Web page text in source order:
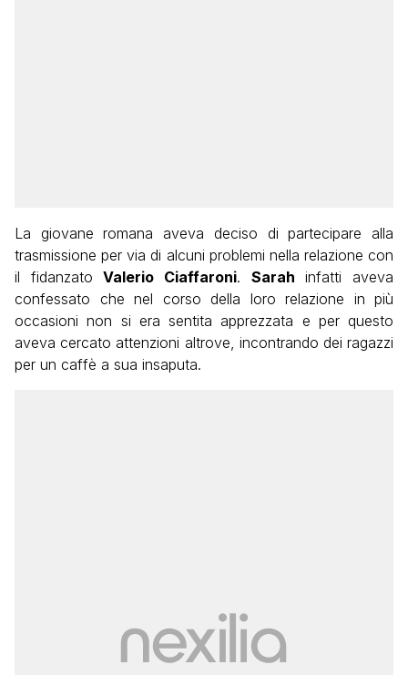
La giovane romana aveva deciso di partecipare alla
trasmissione per via di alcuni problemi nella relazione con
il fidanzatoValerio Ciaffaroni. Sarah infatti aveva
confessato che nel corso della loro relazione in più
occasioni non si era sentita apprezzata e per questo
aveva cercato attenzioni altrove, incontrando dei ragazzi
per un caffè a sua insaputa.